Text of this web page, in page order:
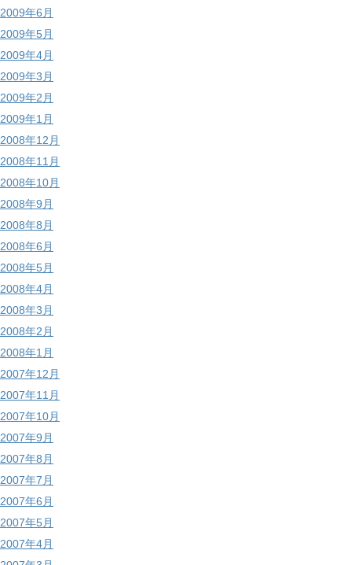
2009年6月
2009年5月
2009年4月
2009年3月
2009年2月
2009年1月
2008年12月
2008年11月
2008年10月
2008年9月
2008年8月
2008年6月
2008年5月
2008年4月
2008年3月
2008年2月
2008年1月
2007年12月
2007年11月
2007年10月
2007年9月
2007年8月
2007年7月
2007年6月
2007年5月
2007年4月